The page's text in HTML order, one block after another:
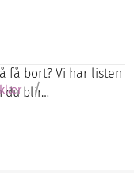
få bort? Vi har listen
du blir…
/